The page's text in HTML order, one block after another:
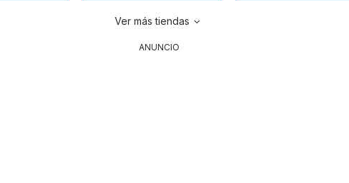
Ver más tiendas
ANUNCIO